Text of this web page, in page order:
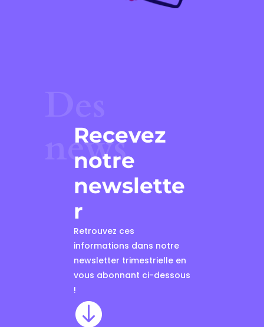
news
Recevez
notre
newslette
r
Retrouvez ces
informations dans notre
newsletter trimestrielle en
vous abonnant ci-dessous
!
